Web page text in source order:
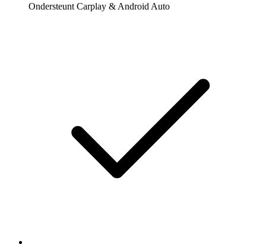
Ondersteunt Carplay & Android Auto